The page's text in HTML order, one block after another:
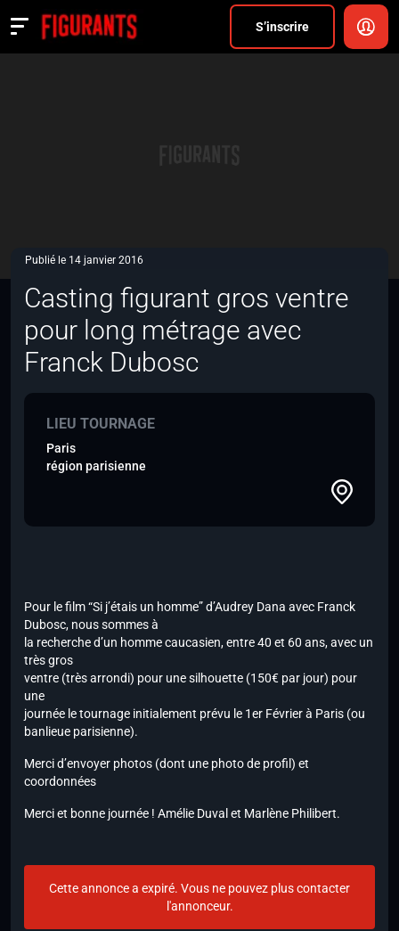
S’inscrire
Actualités
Publié le 14 janvier 2016
Casting figurant gros ventre
pour long métrage avec
Franck Dubosc
LIEU TOURNAGE
Paris
région parisienne
Pour le film “Si j’étais un homme” d’Audrey Dana avec Franck
Dubosc, nous sommes à
la recherche d’un homme caucasien, entre 40 et 60 ans, avec un
très gros
ventre (très arrondi) pour une silhouette (150€ par jour) pour
une
journée le tournage initialement prévu le 1er Février à Paris (ou
banlieue parisienne).
Merci d’envoyer photos (dont une photo de profil) et
coordonnées
Merci et bonne journée ! Amélie Duval et Marlène Philibert.
Cette annonce a expiré. Vous ne pouvez plus contacter
l'annonceur.